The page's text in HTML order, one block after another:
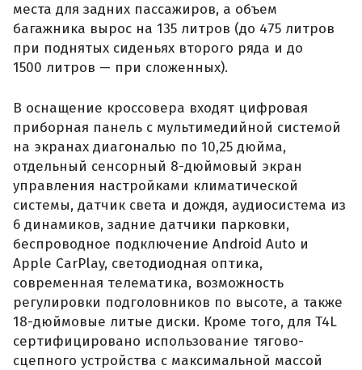
места для задних пассажиров, а объем
багажника вырос на 135 литров (до 475 литров
при поднятых сиденьях второго ряда и до
1500 литров — при сложенных).
В оснащение кроссовера входят цифровая
приборная панель с мультимедийной системой
на экранах диагональю по 10,25 дюйма,
отдельный сенсорный 8-дюймовый экран
управления настройками климатической
системы, датчик света и дождя, аудиосистема из
6 динамиков, задние датчики парковки,
беспроводное подключение Android Auto и
Apple CarPlay, светодиодная оптика,
современная телематика, возможность
регулировки подголовников по высоте, а также
18-дюймовые литые диски. Кроме того, для T4L
сертифицировано использование тягово-
сцепного устройства с максимальной массой